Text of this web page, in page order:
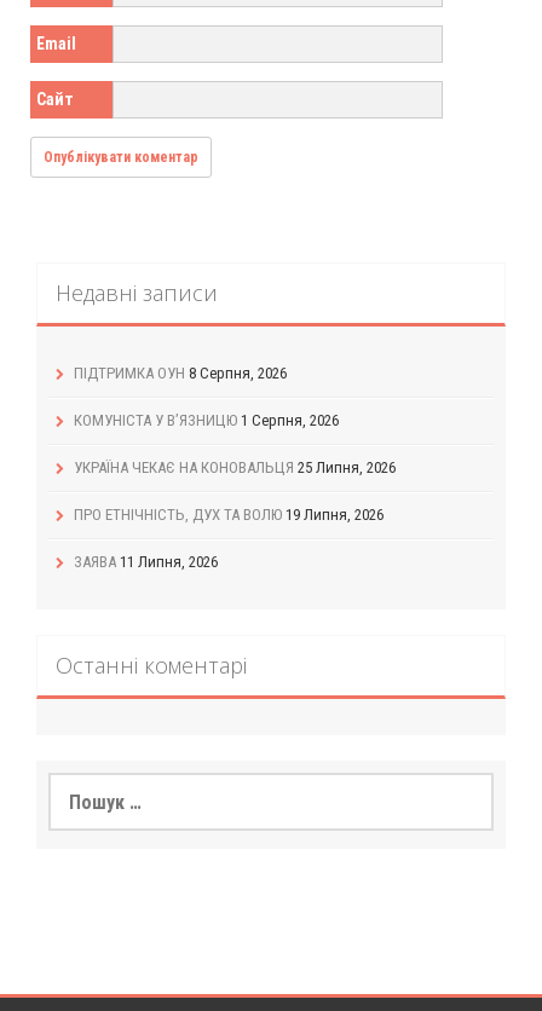
Email
Сайт
Недавні записи
ПІДТРИМКА ОУН 8 Серпня, 2026
КОМУНІСТА У В’ЯЗНИЦЮ 1 Серпня, 2026
УКРАЇНА ЧЕКАЄ НА КОНОВАЛЬЦЯ 25 Липня, 2026
ПРО ЕТНІЧНІСТЬ, ДУХ ТА ВОЛЮ 19 Липня, 2026
ЗАЯВА 11 Липня, 2026
Останні коментарі